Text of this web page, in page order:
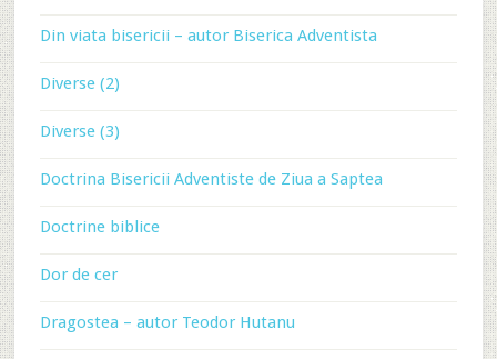
Din viata bisericii – autor Biserica Adventista
Diverse (2)
Diverse (3)
Doctrina Bisericii Adventiste de Ziua a Saptea
Doctrine biblice
Dor de cer
Dragostea – autor Teodor Hutanu